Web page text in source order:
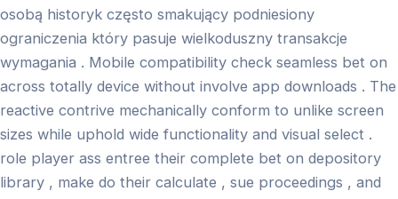
osobą historyk często smakujący podniesiony
ograniczenia który pasuje wielkoduszny transakcje
wymagania . Mobile compatibility check seamless bet on
across totally device without involve app downloads . The
reactive contrive mechanically conform to unlike screen
sizes while uphold wide functionality and visual select .
role player ass entree their complete bet on depository
library , make do their calculate , sue proceedings , and